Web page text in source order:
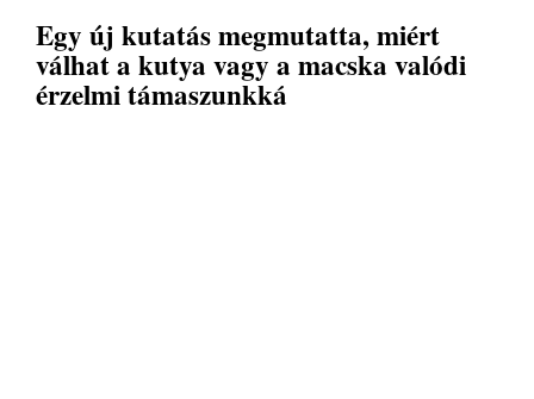
Egy új kutatás megmutatta, miért
válhat a kutya vagy a macska valódi
érzelmi támaszunkká